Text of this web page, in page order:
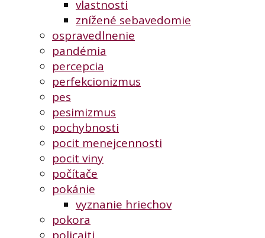
vlastnosti
znížené sebavedomie
ospravedlnenie
pandémia
percepcia
perfekcionizmus
pes
pesimizmus
pochybnosti
pocit menejcennosti
pocit viny
počítače
pokánie
vyznanie hriechov
pokora
policajti